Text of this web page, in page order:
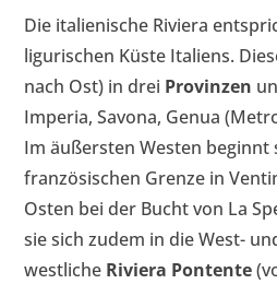
Die italienische Riviera
ligurischen Küste Italiens.
nach Ost) in drei Provinzen
Imperia, Savona, Genua
Im äußersten Westen beginnt
französischen Grenze in
Osten bei der Bucht von La
sie sich zudem in die West-
westliche Riviera Pontente